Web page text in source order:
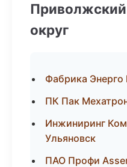
округ
Фабрика
ПК Пак
Инжиниринг
Ульяновск
ПАО Профи